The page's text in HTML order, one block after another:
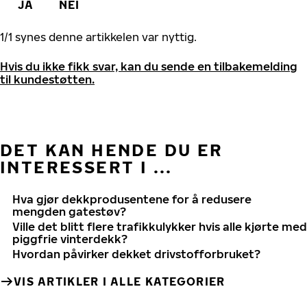
JA NEI
1/1 synes denne artikkelen var nyttig.
Hvis du ikke fikk svar, kan du sende en tilbakemelding
til kundestøtten.
DET KAN HENDE DU ER
INTERESSERT I ...
Hva gjør dekkprodusentene for å redusere
mengden gatestøv?
Ville det blitt flere trafikkulykker hvis alle kjørte med
piggfrie vinterdekk?
Hvordan påvirker dekket drivstofforbruket?
VIS ARTIKLER I ALLE KATEGORIER